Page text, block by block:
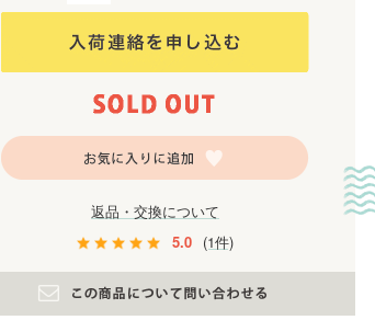
返品・交換について
5.0
(1件)